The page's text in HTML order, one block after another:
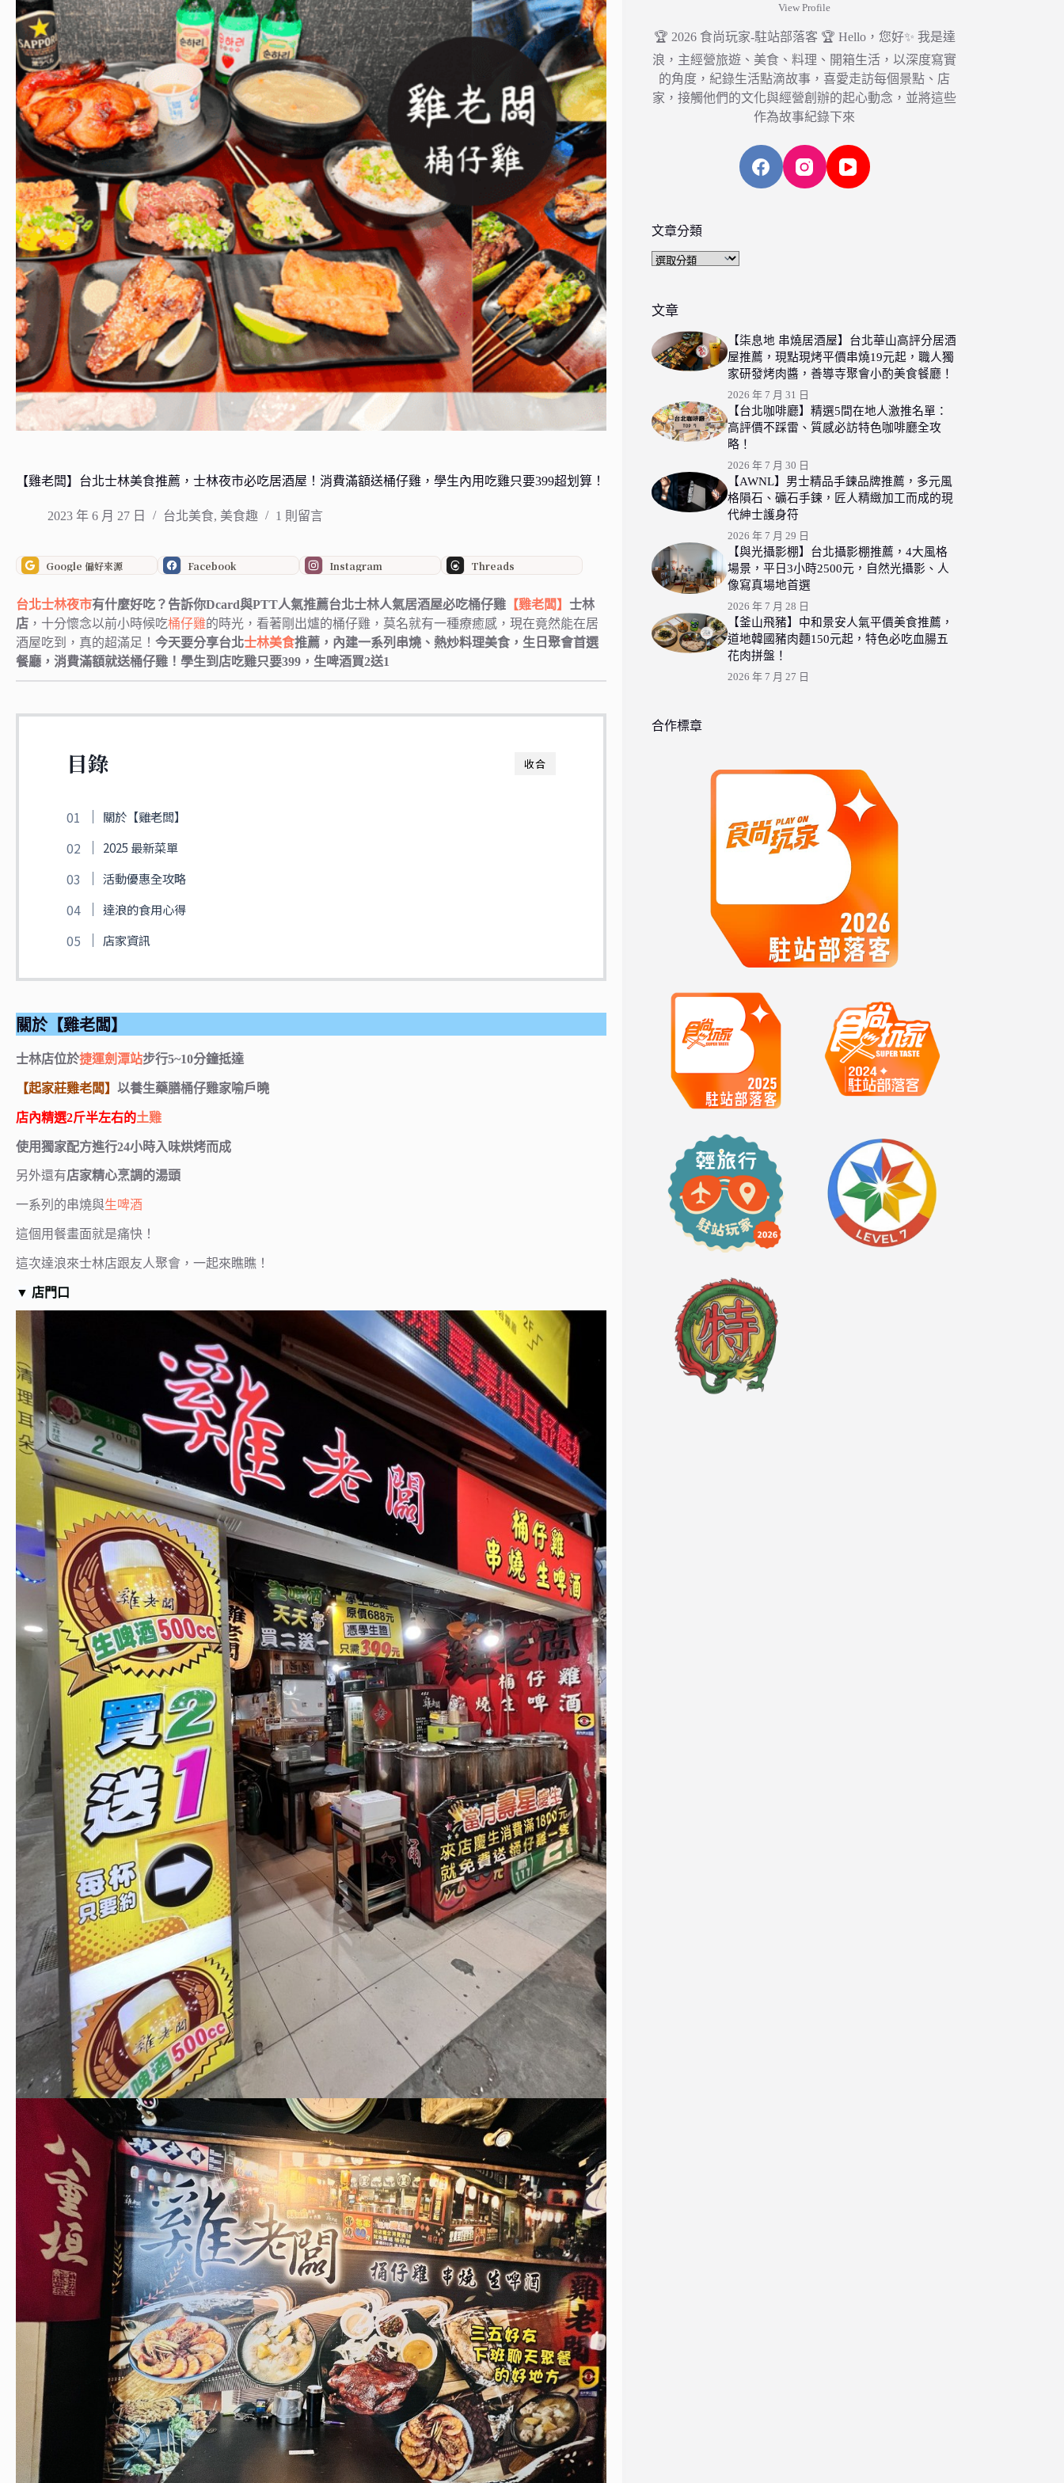
【雞老闆】台北士林美食推薦，士林夜市必吃居酒屋！消費滿額送桶仔雞，學生內用吃雞只要399超划算！
2023 年 6 月 27 日 台北美食, 美食趣 1 則留言
Google 偏好來源 Facebook Instagram Threads
台北士林夜市有什麼好吃？告訴你Dcard與PTT人氣推薦台北士林人氣居酒屋必吃桶仔雞 【雞老闆】 士林
店 ，十分懷念以前小時候吃桶仔雞的時光，看著剛出爐的桶仔雞，莫名就有一種療癒感，現在竟然能在居
酒屋吃到，真的超滿足！ 今天要分享台北士林美食推薦，內建一系列串燒、熱炒料理美食，生日聚會首選
餐廳，消費滿額就送桶仔雞！學生到店吃雞只要399，生啤酒買2送1
收合
目錄
關於【雞老闆】
2025 最新菜單
活動優惠全攻略
達浪的食用心得
店家資訊
關於【雞老闆】
士林店位於捷運劍潭站步行5~10分鐘抵達
【起家莊雞老闆】 以養生藥膳桶仔雞家喻戶曉
店內精選2斤半左右的土雞
使用獨家配方進行24小時入味烘烤而成
另外還有店家精心烹調的湯頭
一系列的串燒與生啤酒
這個用餐畫面就是痛快！
這次達浪來士林店跟友人聚會，一起來瞧瞧！
▼ 店門口
View Profile
🏆 2026 食尚玩家-駐站部落客 🏆 Hello，您好✨ 我是達
浪，主經營旅遊、美食、料理、開箱生活，以深度寫實
的角度，紀錄生活點滴故事，喜愛走訪每個景點、店
家，接觸他們的文化與經營創辦的起心動念，並將這些
作為故事紀錄下來
文章分類
文
類
文章
【柒息地 串燒居酒屋】台北華山高評分居酒
屋推薦，現點現烤平價串燒19元起，職人獨
家研發烤肉醬，善導寺聚會小酌美食餐廳！
2026 年 7 月 31 日
【台北咖啡廳】精選5間在地人激推名單：
高評價不踩雷、質感必訪特色咖啡廳全攻
略！
2026 年 7 月 30 日
【AWNL】男士精品手鍊品牌推薦，多元風
格隕石、礦石手鍊，匠人精緻加工而成的現
代紳士護身符
2026 年 7 月 29 日
【與光攝影棚】台北攝影棚推薦，4大風格
場景，平日3小時2500元，自然光攝影、人
像寫真場地首選
2026 年 7 月 28 日
【釜山飛豬】中和景安人氣平價美食推薦，
道地韓國豬肉麵150元起，特色必吃血腸五
花肉拼盤！
2026 年 7 月 27 日
合作標章